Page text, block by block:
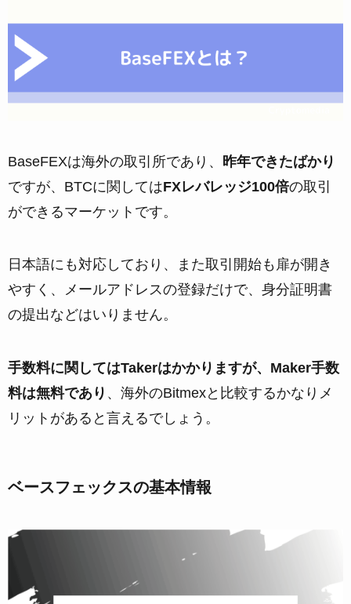
BaseFEXは海外の取引所であり、
昨年できたばかり
ですが、BTCに関してはFXレバレッジ100倍の取引
ができるマーケットです。
日本語にも対応しており、また取引開始も扉が開き
やすく、メールアドレスの登録だけで、身分証明書
の提出などはいりません。
手数料に関してはTakerはかかりますが、Maker手数
料は無料であり 、海外のBitmexと比較するかなりメ
リットがあると言えるでしょう。
ベースフェックスの基本情報